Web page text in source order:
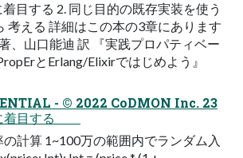
目する 2. 同じ目的の既存実装を使う
考える 詳細はこの本の3章にあります
、山口能迪 訳 『実践プロパティベー
とErlang/Elixirではじめよう』
- © 2022 CoDMON Inc. 23
着目する
計算 1~100万の範囲内でランダム入